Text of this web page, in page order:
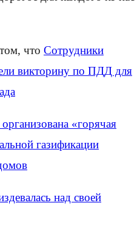
что Сотрудники
викторину по ПДД для
«горячая
газификации
над своей